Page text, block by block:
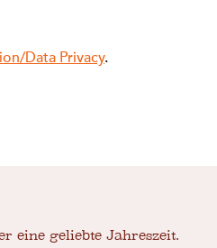
eine geliebte Jahreszeit.